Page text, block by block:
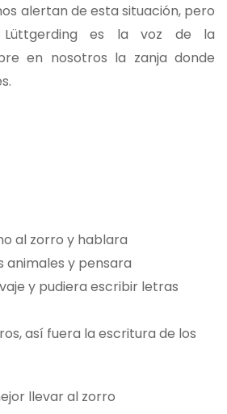
alertan de esta situación, pero
es la voz de la
en nosotros la zanja donde
al zorro y hablara
animales y pensara
y pudiera escribir letras
así fuera la escritura de los
llevar al zorro